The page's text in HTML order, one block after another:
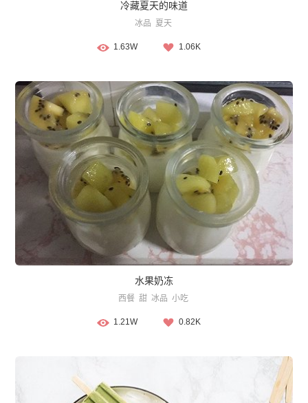
冷藏夏天的味道
冰品 夏天
1.63W 1.06K
水果奶冻
西餐 甜 冰品 小吃
1.21W 0.82K